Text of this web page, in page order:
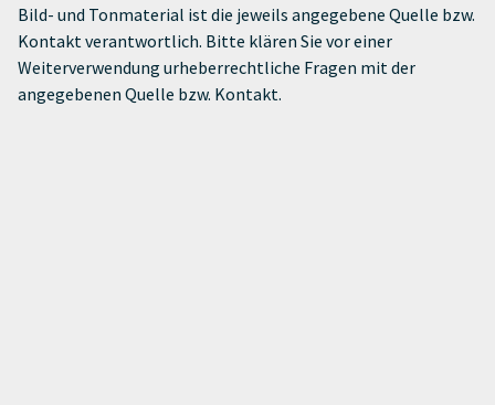
Bild- und Tonmaterial ist die jeweils angegebene Quelle bzw.
Kontakt verantwortlich. Bitte klären Sie vor einer
Weiterverwendung urheberrechtliche Fragen mit der
angegebenen Quelle bzw. Kontakt.